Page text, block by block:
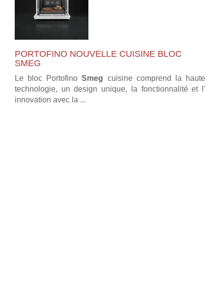
PORTOFINO NOUVELLE CUISINE BLOC
SMEG
Le bloc PortofinoSmeg cuisine comprend la haute
technologie, un design unique, la fonctionnalité et l'
innovation avec la ...